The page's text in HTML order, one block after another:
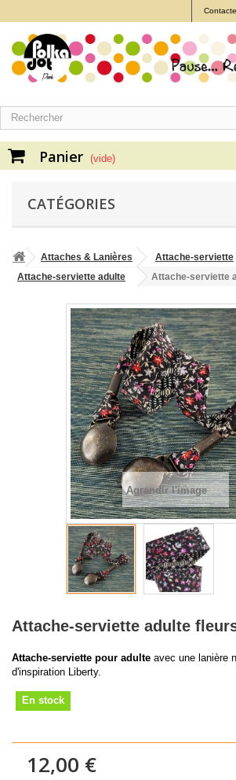
Panier (vide)
CATÉGORIES
Attaches & Lanières
Attache-serviette
Attache-serviette adulte
Attache-serviette
Agrandir l'image
Attache-serviette adulte
Attache-serviette pour adulte avec une lanière
d'inspiration Liberty.
En stock
12,00 €